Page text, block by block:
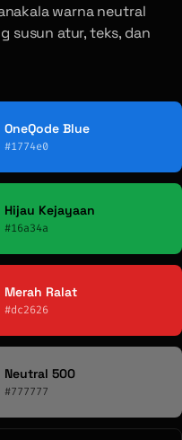
warna neutral
susun atur, teks, dan
OneQode Blue
#1774e0
Hijau Kejayaan
#16a34a
Merah Ralat
#dc2626
Neutral 500
#777777